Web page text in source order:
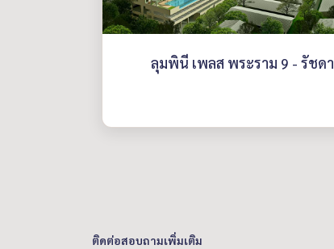
ลุมพินี เพลส พระราม 9 - รัชดา
ติดต่อสอบถามเพิ่มเติม